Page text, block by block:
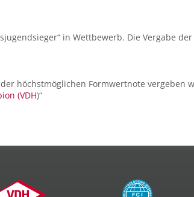
in Wettbewerb. Die Vergabe
höchstmöglichen Formwertnote vergeben
(VDH)“